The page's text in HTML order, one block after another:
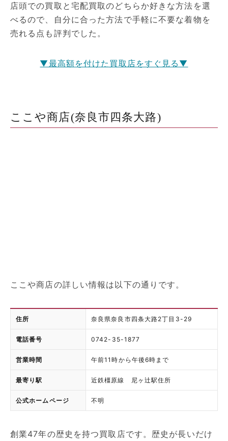
店頭での買取と宅配買取のどちらか好きな方法を選
べるので、自分に合った方法で手軽に不要な着物を
売れる点も評判でした。
▼最高額を付けた買取店をすぐ見る▼
ここや商店(奈良市四条大路)
ここや商店の詳しい情報は以下の通りです。
住所 奈良県奈良市四条大路2丁目3-29
電話番号 0742-35-1877
営業時間 午前11時から午後6時まで
最寄り駅 近鉄橿原線 尼ヶ辻駅住所
公式ホームページ 不明
創業47年の歴史を持つ買取店です。歴史が長いだけ